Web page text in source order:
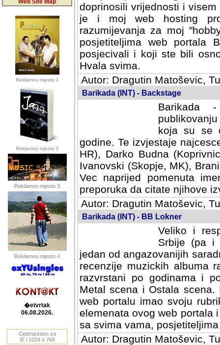
Web Site Map
Reklamno mjesto 1
Reklamno mjesto 2
Reklamno mjesto 3
Reklamno mjesto 4
�etvrtak
06.08.2026.
Optimizirano za
IE i 1024 x 768
doprinosili vrijednosti i
je i moj web hosting
razumijevanja za moj
posjetiteljima web portala
posjecivali i koji ste bili
Hvala svima.
Autor: Dragutin Matoševic,
Barikada (INT) - Backstage
Barikada
koja su se
godine. Te izvjestaje
HR), Darko Budna
Ivanovski (Skopje, MK),
Vec naprijed pomenuta
preporuka da citate njihove
Autor: Dragutin Matoševic,
Barikada (INT) - BB Lokner
Veliko i
Srbije (pa i
jedan od angazovanijih
recenzije muzickih albuma
razvrstani po godinama i po
scena i Ostala scena.
portalu imao svoju
elemenata ovog web portala
sa svima vama,
Autor: Dragutin Matoševic,